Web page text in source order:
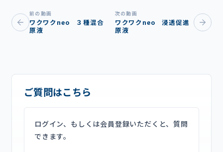
前の動画
ワクワクneo ３種混合
原液
次の動画
ワクワクneo 浸透促進
原液
ご質問はこちら
ログイン、もしくは会員登録いただくと、質問
できます。